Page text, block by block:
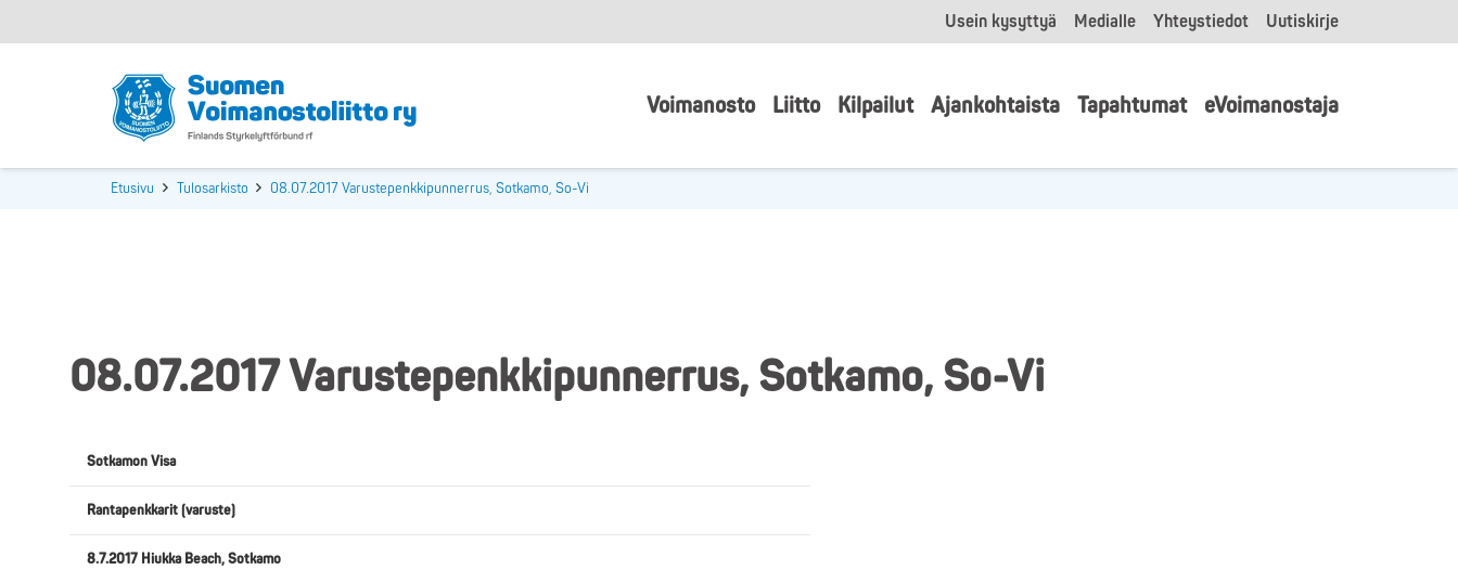
Usein kysyttyä Medialle Yhteystiedot Uutiskirje
Voimanosto Liitto Kilpailut Ajankohtaista Tapahtumat eVoimanostaja
Etusivu Tulosarkisto 08.07.2017 Varustepenkkipunnerrus, Sotkamo, So-Vi
08.07.2017 Varustepenkkipunnerrus, Sotkamo, So-Vi
Sotkamon Visa
Rantapenkkarit (varuste)
8.7.2017 Hiukka Beach, Sotkamo